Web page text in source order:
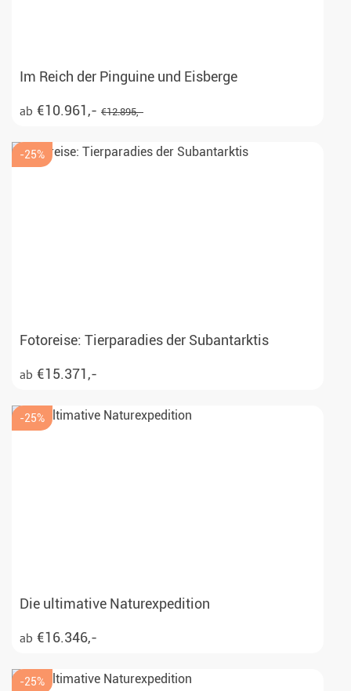
Im Reich der Pinguine und Eisberge
ab €10.961,- €12.895,-
-25%
Fotoreise: Tierparadies der Subantarktis
ab €15.371,-
-25%
Die ultimative Naturexpedition
ab €16.346,-
-25%